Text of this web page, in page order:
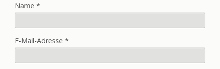
Name *
E-Mail-Adresse *